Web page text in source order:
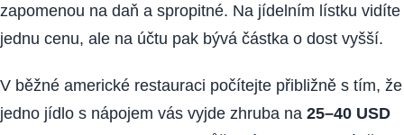
zapomenou na daň a spropitné. Na jídelním lístku vidíte
jednu cenu, ale na účtu pak bývá částka o dost vyšší.
V běžné americké restauraci počítejte přibližně s tím, že
jedno jídlo s nápojem vás vyjde zhruba na 25–40 USD